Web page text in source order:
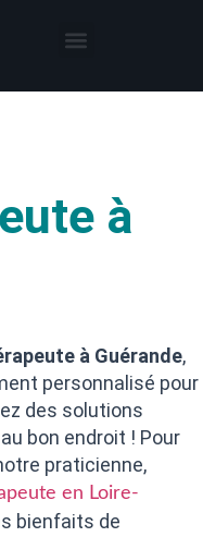
à
à Guérande,
personnalisé pour
des solutions
bon endroit ! Pour
praticienne,
en Loire-
bienfaits de